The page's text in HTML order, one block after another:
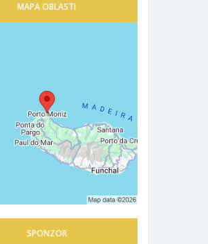
MAPA OBLASTI
SPONZOR